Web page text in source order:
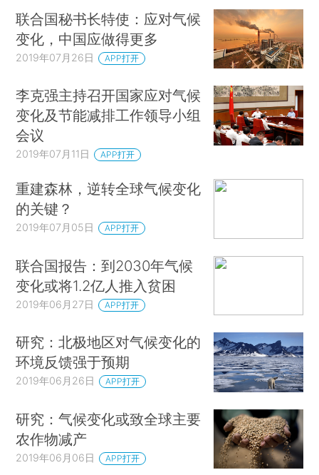
联合国秘书长特使：应对气候
变化，中国应做得更多
2019年07月26日 APP打开
李克强主持召开国家应对气候
变化及节能减排工作领导小组
会议
2019年07月11日 APP打开
重建森林，逆转全球气候变化
的关键？
2019年07月05日 APP打开
联合国报告：到2030年气候
变化或将1.2亿人推入贫困
2019年06月27日 APP打开
研究：北极地区对气候变化的
环境反馈强于预期
2019年06月26日 APP打开
研究：气候变化或致全球主要
农作物减产
2019年06月06日 APP打开